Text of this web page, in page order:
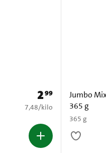
Prijs: € 2,99
299
€ 7,48 per kilo
7,48/kilo
Jumbo
365 g
365 g